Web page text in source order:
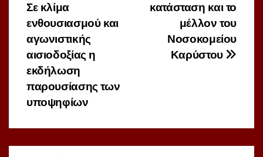
κατάσταση και το
μέλλον του
Νοσοκομείου
Καρύστου
Σε κλίμα
ενθουσιασμού και
αγωνιστικής
αισιοδοξίας η
εκδήλωση
παρουσίασης των
υποψηφίων